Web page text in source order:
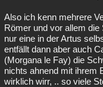
Also ich kenn mehrere
Römer und vor allem die
nur eine in der Artus
entfällt dann aber auch
(Morgana le Fay) die
nichts ahnend mit ihrem
wirklich wirr, .. so viele